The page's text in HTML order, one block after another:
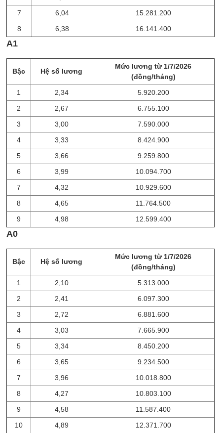
7
6,04
15.281.200
8
6,38 16.141.400
A1
Bậc Hệ số lương
Mức lương từ 1/7/2026
(đồng/tháng)
1
2,34
5.920.200
2
2,67
6.755.100
3
3,00
7.590.000
4
3,33
8.424.900
5
3,66
9.259.800
6
3,99
10.094.700
7
4,32
10.929.600
8
4,65
11.764.500
9
4,98 12.599.400
A0
Bậc Hệ số lương
Mức lương từ 1/7/2026
(đồng/tháng)
1
2,10
5.313.000
2
2,41
6.097.300
3
2,72
6.881.600
4
3,03
7.665.900
5
3,34
8.450.200
6
3,65
9.234.500
7
3,96
10.018.800
8
4,27
10.803.100
9
4,58
11.587.400
10
4,89 12.371.700